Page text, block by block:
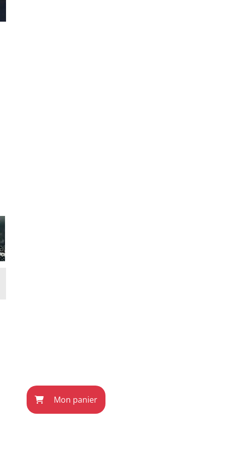
Mon panier